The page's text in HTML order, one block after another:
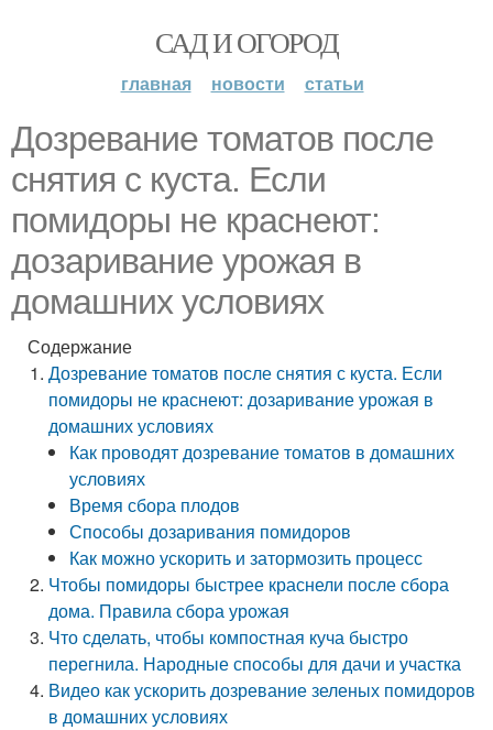
САД И ОГОРОД
главная новости статьи
Дозревание томатов после
снятия с куста. Если
помидоры не краснеют:
дозаривание урожая в
домашних условиях
Содержание
Дозревание томатов после снятия с куста. Если
помидоры не краснеют: дозаривание урожая в
домашних условиях
Как проводят дозревание томатов в домашних
условиях
Время сбора плодов
Способы дозаривания помидоров
Как можно ускорить и затормозить процесс
Чтобы помидоры быстрее краснели после сбора
дома. Правила сбора урожая
Что сделать, чтобы компостная куча быстро
перегнила. Народные способы для дачи и участка
Видео как ускорить дозревание зеленых помидоров
в домашних условиях